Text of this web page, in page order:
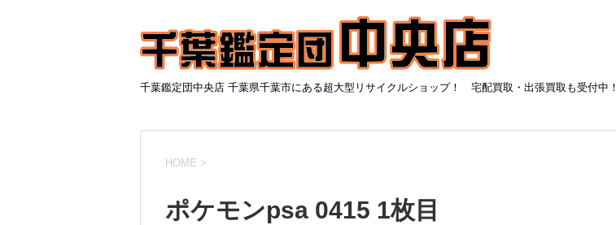
千葉鑑定団中央店 千葉県千葉市にある超大型リサイクルショップ！ 宅配買取・出張買取も受付中！
HOME >
ポケモンpsa 0415 1枚目